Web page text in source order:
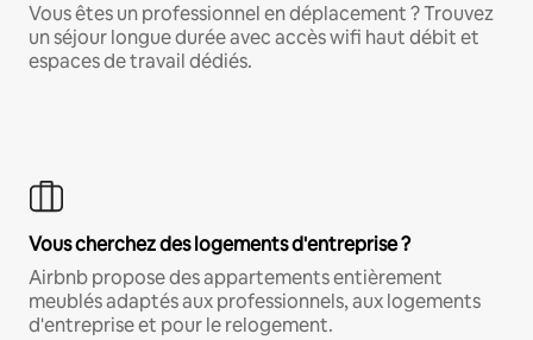
Vous êtes un professionnel en déplacement ? Trouvez
un séjour longue durée avec accès wifi haut débit et
espaces de travail dédiés.
Vous cherchez des logements d'entreprise ?
Airbnb propose des appartements entièrement
meublés adaptés aux professionnels, aux logements
d'entreprise et pour le relogement.